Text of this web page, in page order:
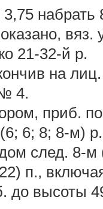
набрать
21-32-й р.
на
4.
приб.
6; 8; 8-м)
след. 8-
п.,
до высоты